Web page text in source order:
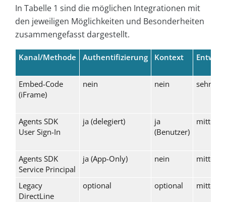
In Tabelle 1 sind die möglichen Integrationen mit
den jeweiligen Möglichkeiten und Besonderheiten
zusammengefasst dargestellt.
Kanal/Methode Authentifizierung Kontext
Embed-Code
(iFrame)
nein nein sehr
Agents SDK
User Sign-In
ja (delegiert)
ja
(Benutzer)
mittel
Agents SDK
Service Principal
ja (App-Only) nein mittel
Legacy
DirectLine
optional optional mittel